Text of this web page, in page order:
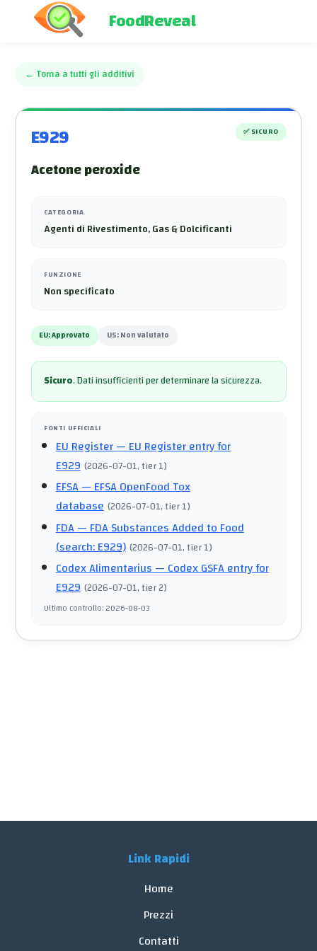
FoodReveal
← Torna a tutti gli additivi
E929 ✅SICURO
Acetone peroxide
CATEGORIA
Agenti di Rivestimento, Gas & Dolcificanti
FUNZIONE
Non specificato
EU:Approvato US:Non valutato
Sicuro.Dati insufficienti per determinare la sicurezza.
FONTI UFFICIALI
EU Register— EU Register entry for
E929 (2026-07-01, tier 1)
EFSA— EFSA OpenFood Tox
database (2026-07-01, tier 1)
FDA— FDA Substances Added to Food
(search: E929) (2026-07-01, tier 1)
Codex Alimentarius— Codex GSFA entry for
E929 (2026-07-01, tier 2)
Ultimo controllo:2026-08-03
Link Rapidi
Home
Prezzi
Contatti